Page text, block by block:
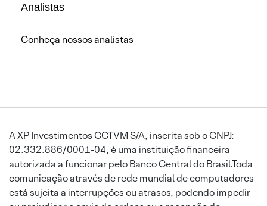
Analistas
Conheça nossos analistas
A XP Investimentos CCTVM S/A, inscrita sob o CNPJ:
02.332.886/0001-04, é uma instituição financeira
autorizada a funcionar pelo Banco Central do Brasil.Toda
comunicação através de rede mundial de computadores
está sujeita a interrupções ou atrasos, podendo impedir